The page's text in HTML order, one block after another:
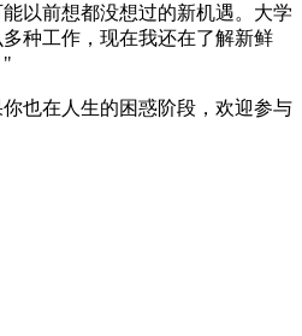
以前想都没想过的新机遇。大学
种工作，现在我还在了解新鲜
"
也在人生的困惑阶段，欢迎参与